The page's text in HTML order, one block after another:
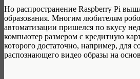
Но распространение Raspberry Pi
образования. Многим любителям
автоматизации пришелся по вкусу
компьютер размером с кредитную
которого достаточно, например, для
распознающего видео образы на